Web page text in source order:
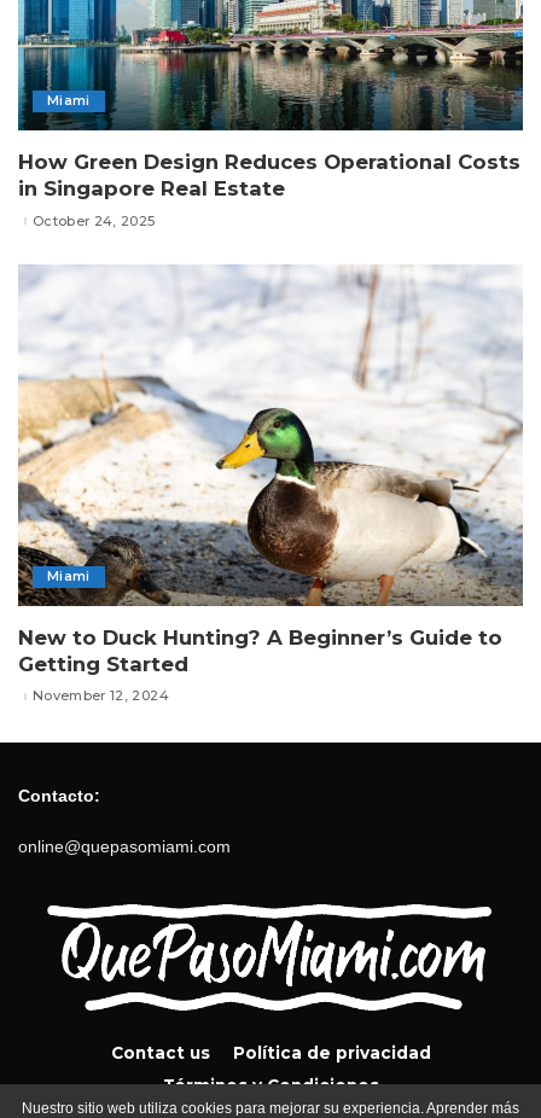
Miami
How Green Design Reduces Operational Costs
in Singapore Real Estate
October 24, 2025
Miami
New to Duck Hunting? A Beginner’s Guide to
Getting Started
November 12, 2024
Contacto:
online@quepasomiami.com
Contact us
Política de privacidad
Términos y Condiciones
Nuestro sitio web utiliza cookies para mejorar su experiencia. Aprender más